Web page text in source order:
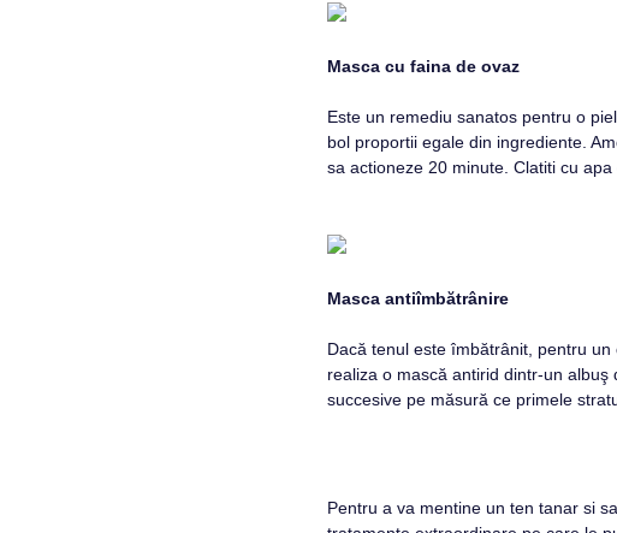
Masca cu faina de ovaz
Este un remediu sanatos pentru o
bol proportii egale din ingrediente.
sa actioneze 20 minute. Clatiti cu apa
Masca antiîmbătrânire
Dacă tenul este îmbătrânit, pentru
realiza o mască antirid dintr-un
succesive pe măsură ce primele
Pentru a va mentine un ten tanar si